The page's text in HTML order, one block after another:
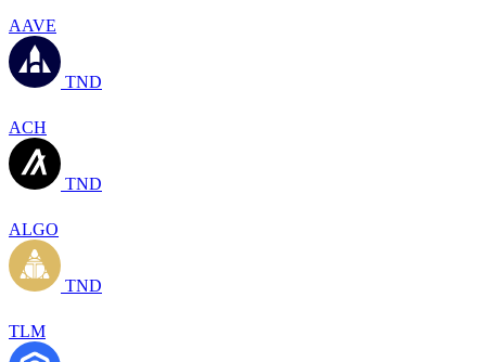
AAVE
TND
ACH
TND
ALGO
TND
TLM